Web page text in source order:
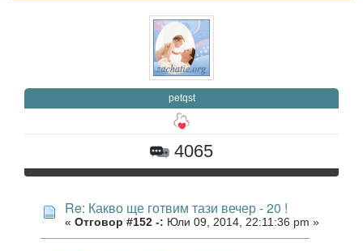
petqst
4065
Re: Какво ще готвим тази вечер - 20 !
« Отговор #152 -: Юли 09, 2014, 22:11:36 pm »